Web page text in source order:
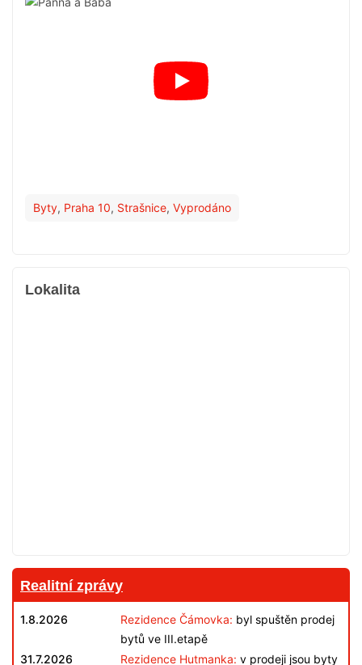
Byty, Praha 10, Strašnice, Vyprodáno
Lokalita
Realitní zprávy
1.8.2026 Rezidence Čámovka: byl spuštěn prodej
bytů ve III.etapě
31.7.2026
Rezidence Hutmanka: v prodeji jsou byty